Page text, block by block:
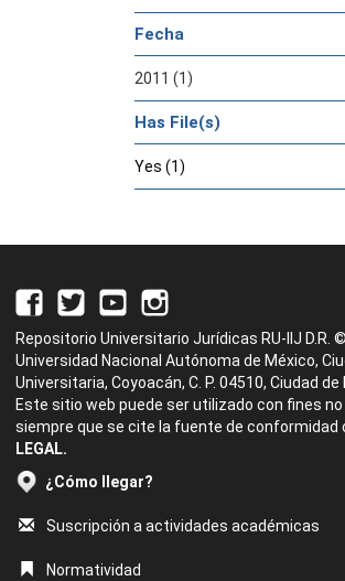
Fecha
2011 (1)
Has File(s)
Yes (1)
Repositorio Universitario Jurídicas RU-IIJ D.R.
Universidad Nacional Autónoma de México,
Universitaria, Coyoacán, C. P. 04510, Ciudad de
Este sitio web puede ser utilizado con fines
siempre que se cite la fuente de conformidad
LEGAL.
¿Cómo llegar?
Suscripción a actividades académicas
Normatividad